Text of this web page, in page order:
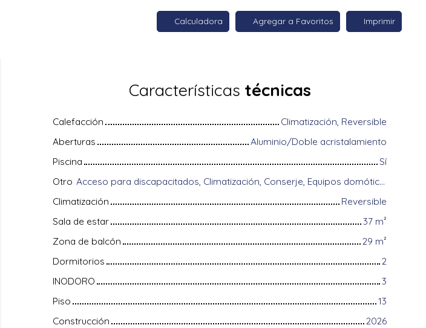
Calculadora Agregar a Favoritos Imprimir
Características técnicas
Calefacción
Climatización, Reversible
Aberturas
Aluminio/Doble acristalamiento
Piscina
Sí
Otro
Acceso para discapacitados, Climatización, Conserje, Equipos domóticos, Fibra óptica, Guardián, Intercomunicador, Portón motorizado, Puerta blindada, Sistema de alarma, Videófono, Persianas eléctricas
Climatización
Reversible
Sala de estar
37 m²
Zona de balcón
29 m²
Dormitorios
2
INODORO
3
Piso
13
Construcción
2026